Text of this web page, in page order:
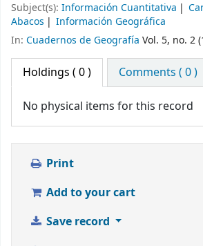
Subject(s): Información Cuantitativa
Abacos
Información Geográfica
In: Cuadernos de Geografía Vol. 5, no. 2
Holdings ( 0 ) Comments ( 0 )
No physical items for this record
Print
Add to your cart
Save record